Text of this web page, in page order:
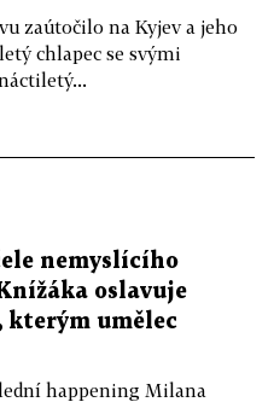
zaútočilo na Kyjev a jeho
chlapec se svými
nemyslícího
oslavuje
kterým umělec
happening Milana